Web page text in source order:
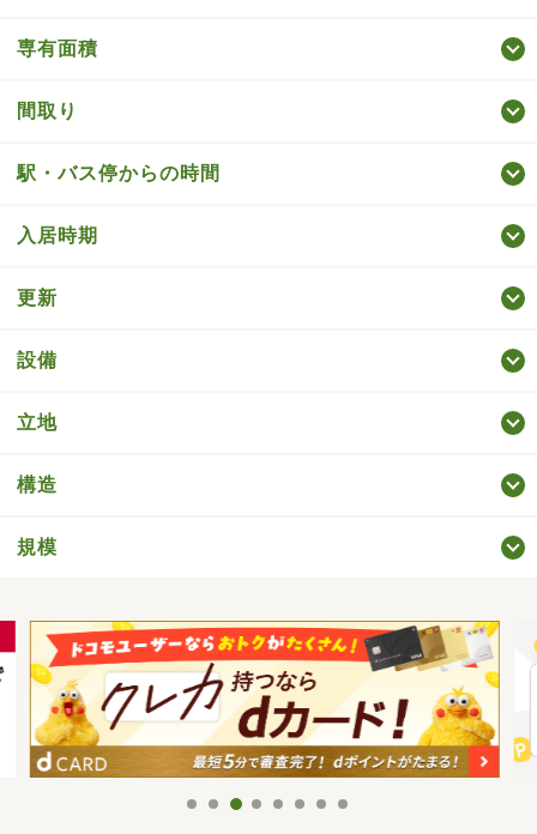
専有面積
間取り
駅・バス停からの時間
入居時期
更新
設備
立地
構造
規模